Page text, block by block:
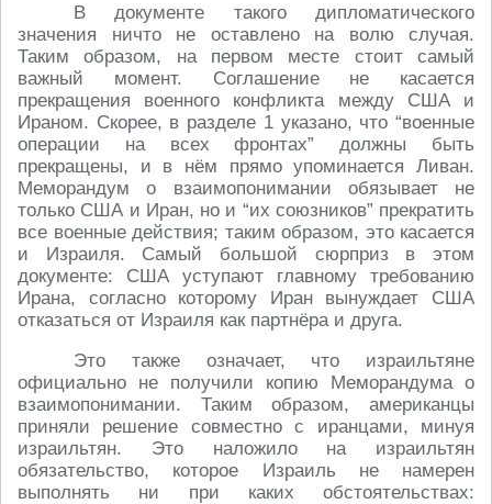
В документе такого дипломатического
значения ничто не оставлено на волю случая.
Таким образом, на первом месте стоит самый
важный момент. Соглашение не касается
прекращения военного конфликта между США и
Ираном. Скорее, в разделе 1 указано, что “военные
операции на всех фронтах” должны быть
прекращены, и в нём прямо упоминается Ливан.
Меморандум о взаимопонимании обязывает не
только США и Иран, но и “их союзников” прекратить
все военные действия; таким образом, это касается
и Израиля. Самый большой сюрприз в этом
документе: США уступают главному требованию
Ирана, согласно которому Иран вынуждает США
отказаться от Израиля как партнёра и друга.
Это также означает, что израильтяне
официально не получили копию Меморандума о
взаимопонимании. Таким образом, американцы
приняли решение совместно с иранцами, минуя
израильтян. Это наложило на израильтян
обязательство, которое Израиль не намерен
выполнять ни при каких обстоятельствах: